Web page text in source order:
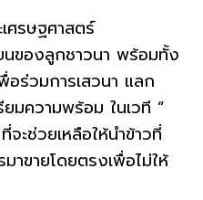
ษฐศาสตร์
นของลูกชาวนา พร้อมทั้ง
ร่วมการเสวนา แลก
ยมความพร้อม ในเวที “
ะช่วยเหลือให้นำข้าวที่
าขายโดยตรงเพื่อไม่ให้